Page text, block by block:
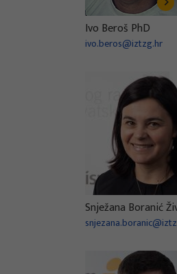
Ivo Beroš PhD
ivo.beros@iztzg.hr
Snježana Boranić